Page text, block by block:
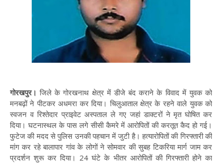
गोरखपुर। जिले के गोरखनाथ क्षेत्र में डीजे बंद कराने के विवाद में युवक को
मनबढ़ों ने पीटकर अधमरा कर दिया। चिलुआताल क्षेत्र के रहने वाले युवक को
स्वजन व रिश्तेदार प्राइवेट अस्पताल ले गए जहां डाक्टरों ने मृत घोषित कर
दिया। घटनास्थल के पास लगे सीसी कैमरे में आरोपितों की करतूत कैद हो गई।
फुटेज की मदद से पुलिस उनकी पहचान में जुटी है। हत्यारोपितों की गिरफ्तारी की
मांग कर रहे बालापार गांव के लोगों ने सोमवार की सुबह टिकरिया मार्ग जाम कर
प्रदर्शन शुरू कर दिया। 24 घंटे के भीतर आरोपितों की गिरफ्तारी होने का